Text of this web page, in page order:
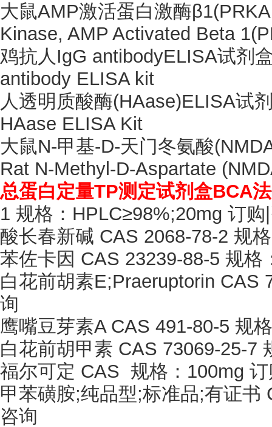
大鼠AMP激活蛋白激酶
Kinase, AMP Activated Beta
鸡抗人 IgG antibodyELISA试剂
antibody ELISA kit
人透明质酸酶(HAase)ELISA试
HAase ELISA Kit
大鼠N-甲基-D-天门冬氨酸
Rat N-Methyl-D-Aspartate
总蛋白定量TP测定试剂盒BCA法
1 规格：HPLC≥98%;20mg 订购
酸长春新碱 CAS 2068-78-2 规
苯佐卡因 CAS 23239-88-5 规格
白花前胡素E;Praeruptorin CAS
询
鹰嘴豆芽素A CAS 491-80-5 规
白花前胡甲素 CAS 73069-25-7
福尔可定 CAS 规格：100mg
甲苯磺胺;纯品型;标准品;有证书
咨询